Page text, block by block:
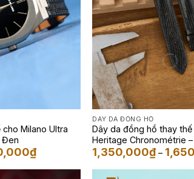
Milano Ultra
Đen
₫Khoảng
giá:
từ
DÂY DA ĐỒNG HỒ
Dây da đồng hồ thay
Heritage Chronométrie
Đen
1,350,000₫ –